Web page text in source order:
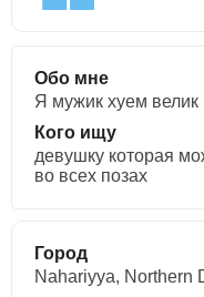
Обо мне
Я мужик хуем велик
Кого ищу
девушку которая
во всех позах
Город
Nahariyya, Northern